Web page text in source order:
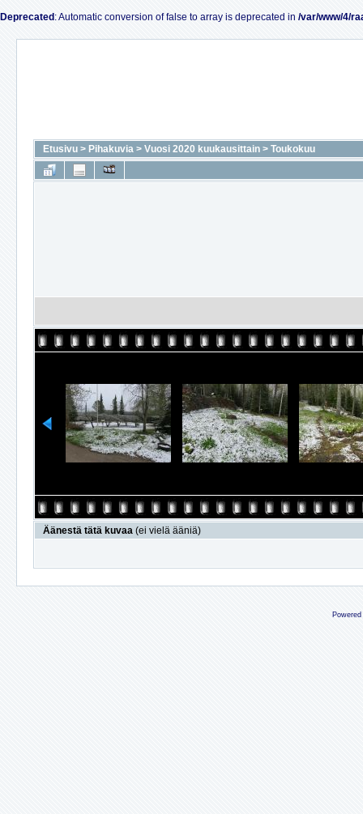
Deprecated : Automatic conversion of false to array is deprecated in /var/www/4/
Etusivu > Pihakuvia > Vuosi 2020 kuukausittain > Toukokuu
Äänestä tätä kuvaa (ei vielä ääniä)